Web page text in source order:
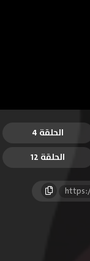
الحلقة 4
الحلقة 12